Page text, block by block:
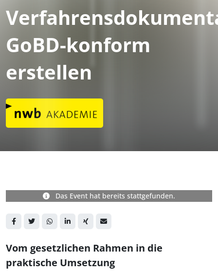
GoBD-konform
erstellen
Das Event hat bereits stattgefunden.
Vom gesetzlichen Rahmen in die
praktische Umsetzung